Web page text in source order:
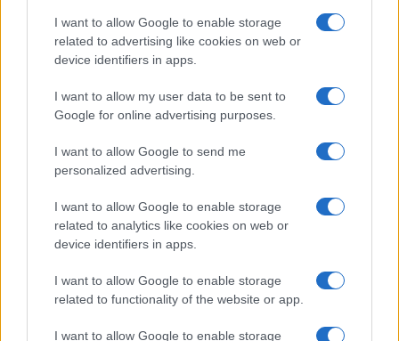
I want to allow Google to enable storage
related to advertising like cookies on web or
device identifiers in apps.
I want to allow my user data to be sent to
Google for online advertising purposes.
I want to allow Google to send me
personalized advertising.
I want to allow Google to enable storage
related to analytics like cookies on web or
device identifiers in apps.
I want to allow Google to enable storage
related to functionality of the website or app.
I want to allow Google to enable storage
Continua a leggere
TELEVISIONE